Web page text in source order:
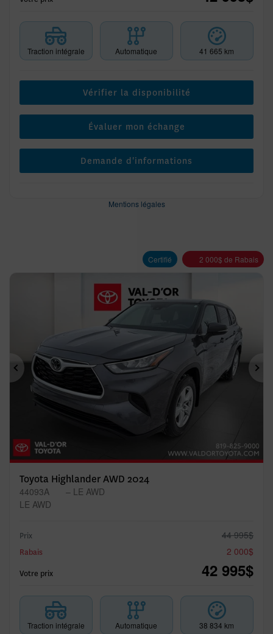
Traction intégrale Automatique 41 665 km
Vérifier la disponibilité
Évaluer mon échange
Demande d'informations
Mentions légales
Certifié 2 000$ de Rabais
Précédent
Toyota Highlander AWD 2024
44093A
– LE AWD
LE AWD
Prix 44 995$
Rabais 2 000$
Votre prix 42 995$
Traction intégrale Automatique 38 834 km